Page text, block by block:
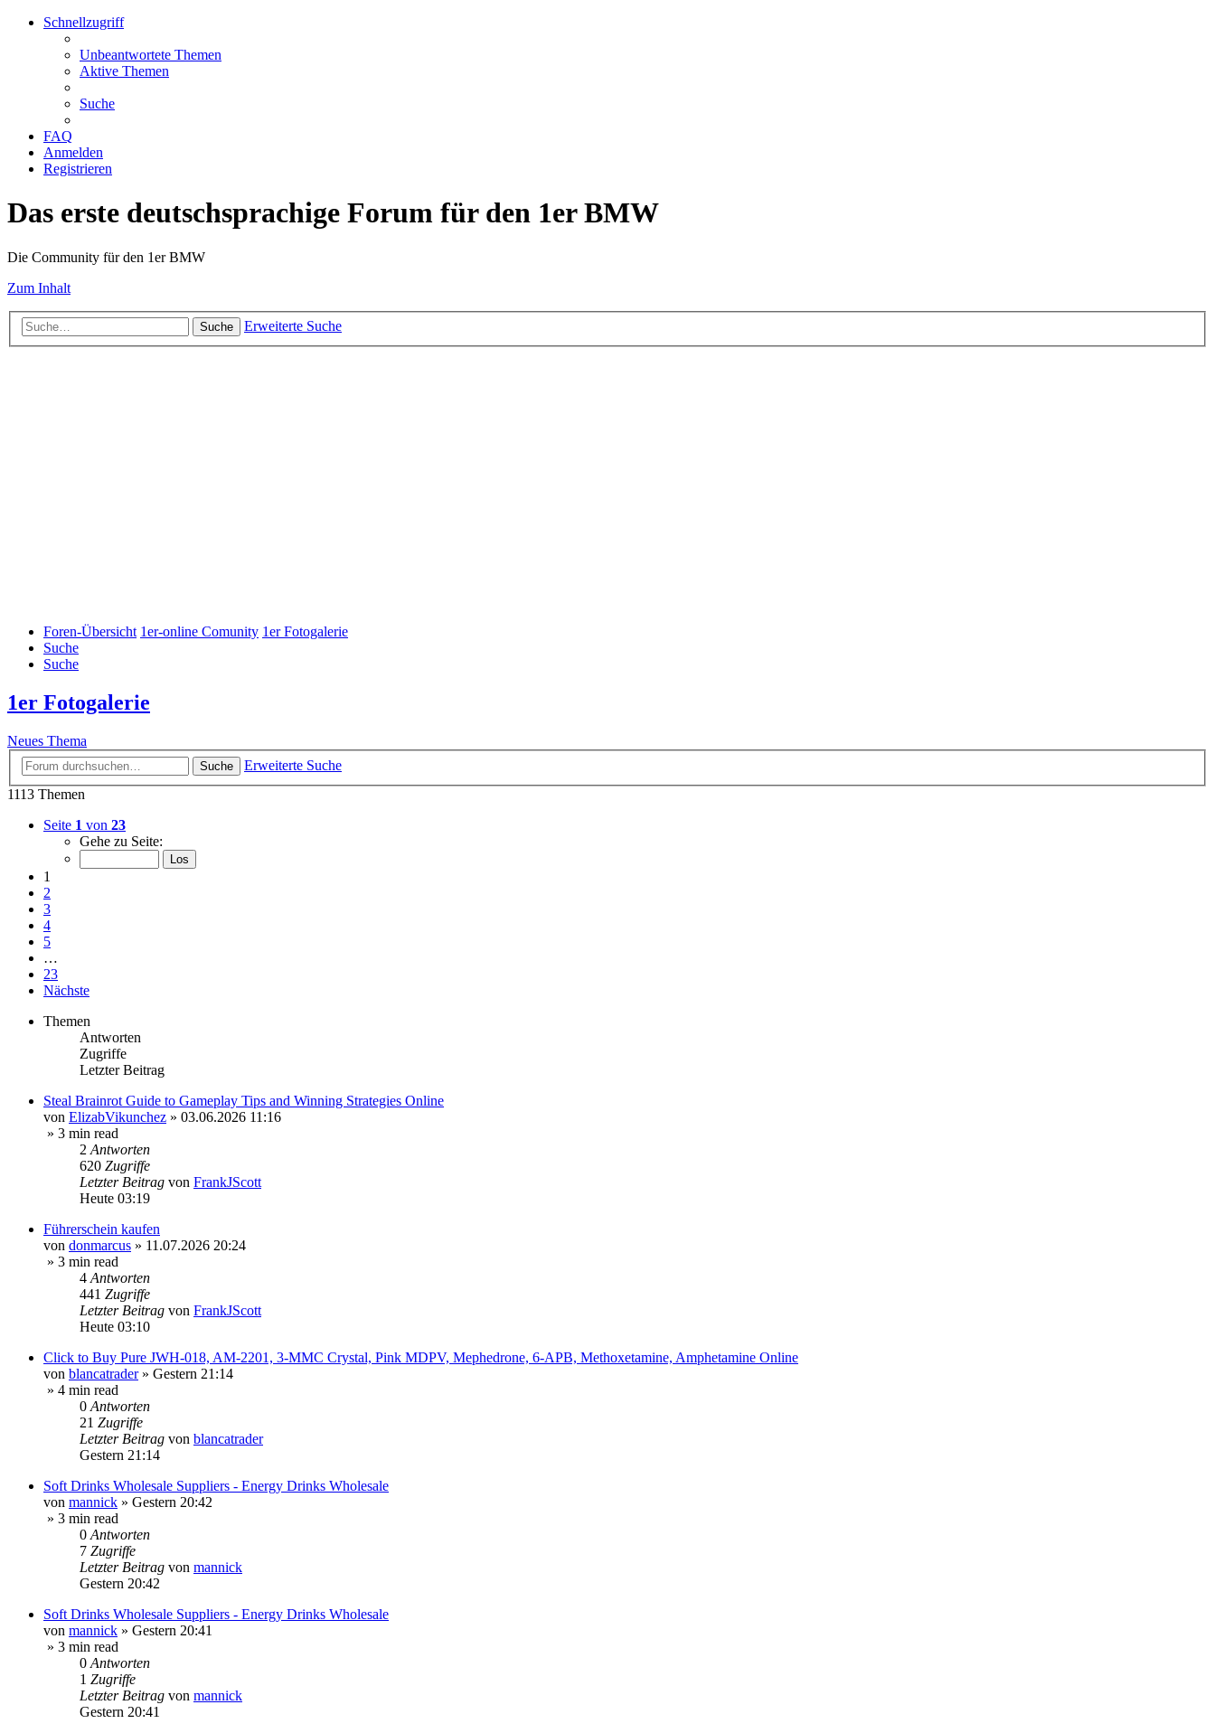
Schnellzugriff
Unbeantwortete Themen
Aktive Themen
Suche
FAQ
Anmelden
Registrieren
Das erste deutschsprachige Forum für den 1er BMW
Die Community für den 1er BMW
Zum Inhalt
Suche Erweiterte Suche
Foren-Übersicht 1er-online Comunity 1er Fotogalerie
Suche
Suche
1er Fotogalerie
Neues Thema
Suche
Erweiterte Suche
1113 Themen
Seite 1 von 23
Gehe zu Seite:
1
2
3
4
5
…
23
Nächste
Themen
Antworten
Zugriffe
Letzter Beitrag
Steal Brainrot Guide to Gameplay Tips and Winning Strategies Online
von ElizabVikunchez » 03.06.2026 11:16
» 3 min read
2 Antworten
620 Zugriffe
Letzter Beitrag von FrankJScott
Heute 03:19
Führerschein kaufen
von donmarcus » 11.07.2026 20:24
» 3 min read
4 Antworten
441 Zugriffe
Letzter Beitrag von FrankJScott
Heute 03:10
Click to Buy Pure JWH-018, AM-2201, 3-MMC Crystal, Pink MDPV, Mephedrone, 6-APB, Methoxetamine, Amphetamine Online
von blancatrader» Gestern 21:14
» 4 min read
0 Antworten
21 Zugriffe
Letzter Beitrag von blancatrader
Gestern 21:14
Soft Drinks Wholesale Suppliers - Energy Drinks Wholesale
von mannick » Gestern 20:42
» 3 min read
0 Antworten
7 Zugriffe
Letzter Beitrag von mannick
Gestern 20:42
Soft Drinks Wholesale Suppliers - Energy Drinks Wholesale
von mannick » Gestern 20:41
» 3 min read
0 Antworten
1 Zugriffe
Letzter Beitrag von mannick
Gestern 20:41